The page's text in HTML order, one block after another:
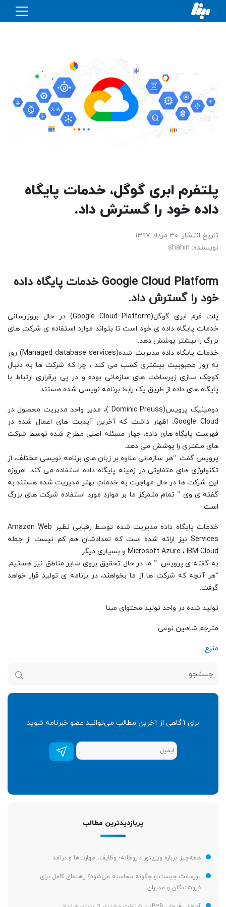
پلتفرم ابری گوگل، خدمات پایگاه
داده خود را گسترش داد.
تاریخ انتشار: ۳۰ مرداد ۱۳۹۷
نویسنده: shahin
Google Cloud Platform خدمات پایگاه داده
خود را گسترش داد.
پلت فرم ابری گوگل(Google Cloud Platform) در حال بروزرسانی
خدمات پایگاه داده ی خود است تا بتواند موارد استفاده ی شرکت های
بزرگ را بیشتر پوشش دهد.
خدمات پایگاه داده مدیریت شده(Managed database services) روز
به روز محبوبیت بیشتری کسب می کند ، چرا که شرکت ها به دنبال
کوچک سازی زیرساخت های سازمانی بوده و در پی برقراری ارتباط با
پایگاه های داده از طریق یک رابط برنامه نویسی شده هستند.
دومینیک پرویس(Dominic Preuss )، مدیر واحد مدیریت محصول در
Google Cloud، اظهار داشت که آخرین آپدیت های اعمال شده در
فهرست پایگاه های داده، چهار مسئله اصلی مطرح شده توسط شرکت
های مشتری را پوشش می دهد.
پرویس گفت: “هر سازمانی علاوه بر زبان های برنامه نویسی مختلف، از
تکنولوژی های متفاوتی در زمینه پایگاه داده استفاده می کند. امروزه
این شرکت ها در حال مهاجرت به خدماتِ بهتر مدیریت شده هستند.به
گفته ی وی ” تمام متمرکز ما بر موارد مورد استفاده شرکت های بزرگ
است.
خدمات پایگاه داده مدیریت شده توسط رقبایی نظیر Amazon Web
Services نیز ارائه شده است که تعدادشان هم کم نیست از جمله
Microsoft Azure ، IBM Cloud و بسیاری دیگر.
به گفته ی پرویس: ” ما در حال تحقیق بروی سایر مناطق نیز هستیم.
“هر آنچه که شرکت ها از ما بخواهند، در برنامه ی تولید قرار خواهد
گرفت.
تولید شده در واحد تولید محتوای مبنا
مترجم شاهین نوعی
منبع
برای آگاهی از آخرین مطالب می‌توانید عضو خبرنامه شوید
عضویت
در
خبرنامه*
پربازدیدترین مطالب
همه‌چیز درباره ویزیتور داروخانه؛ وظایف، مهارت‌ها و درآمد
پورسانت چیست و چگونه محاسبه می‌شود؟ راهنمای کامل برای
فروشندگان و مدیران